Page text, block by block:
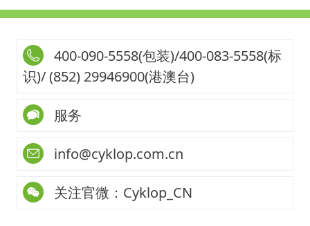
400-090-5558(包装)/400-083-5558(标
识)/ (852) 29946900(港澳台)
服务
info@cyklop.com.cn
关注官微：Cyklop_CN